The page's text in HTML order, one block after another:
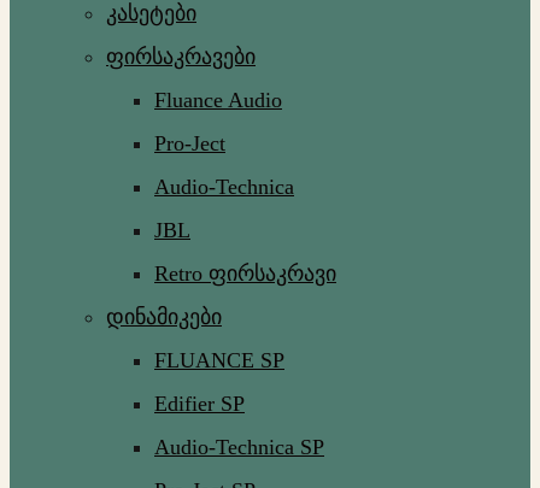
კასეტები
ფირსაკრავები
Fluance Audio
Pro-Ject
Audio-Technica
JBL
Retro ფირსაკრავი
დინამიკები
FLUANCE SP
Edifier SP
Audio-Technica SP